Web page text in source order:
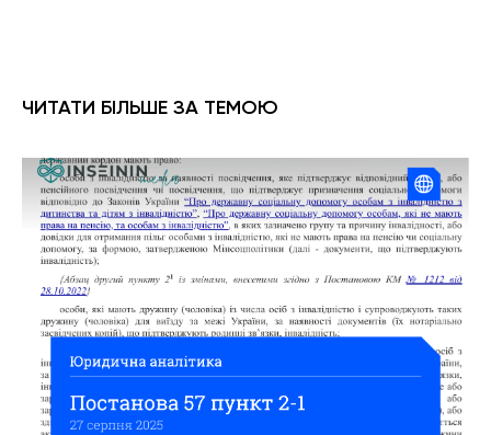
ЧИТАТИ БІЛЬШЕ ЗА ТЕМОЮ